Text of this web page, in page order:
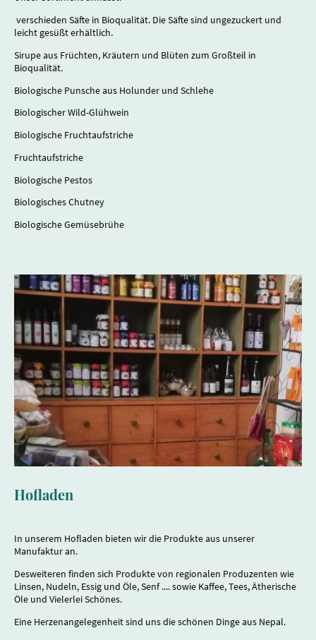
verschieden Säfte in Bioqualität. Die Säfte sind ungezuckert und
leicht gesüßt erhältlich.
Sirupe aus Früchten, Kräutern und Blüten zum Großteil in
Bioqualität.
Biologische Punsche aus Holunder und Schlehe
Biologischer Wild-Glühwein
Biologische Fruchtaufstriche
Fruchtaufstriche
Biologische Pestos
Biologisches Chutney
Biologische Gemüsebrühe
Hofladen
In unserem Hofladen bieten wir die Produkte aus unserer
Manufaktur an.
Desweiteren finden sich Produkte von regionalen Produzenten wie
Linsen, Nudeln, Essig und Öle, Senf .... sowie Kaffee, Tees, Ätherische
Öle und Vielerlei Schönes.
Eine Herzenangelegenheit sind uns die schönen Dinge aus Nepal.